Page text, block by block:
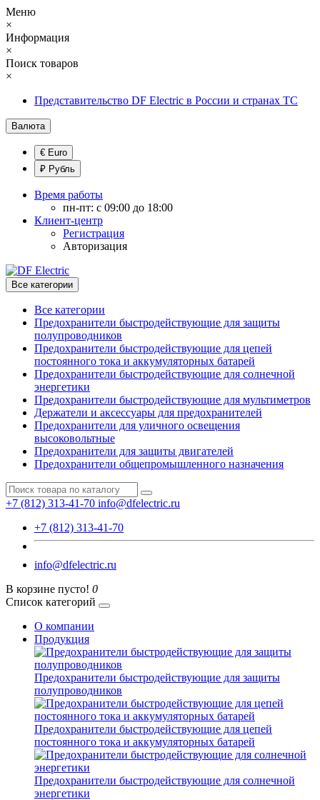
Меню
×
Информация
×
Поиск товаров
×
Представительство DF Electric в России и странах ТС
Валюта
€ Euro
₽ Рубль
Время работы
пн-пт: с 09:00 до 18:00
Клиент-центр
Регистрация
Авторизация
Все категории
Все категории
Предохранители быстродействующие для защиты
полупроводников
Предохранители быстродействующие для цепей
постоянного тока и аккумуляторных батарей
Предохранители быстродействующие для солнечной
энергетики
Предохранители быстродействующие для мультиметров
Держатели и аксессуары для предохранителей
Предохранители для уличного освещения
высоковольтные
Предохранители для защиты двигателей
Предохранители общепромышленного назначения
+7 (812) 313-41-70 info@dfelectric.ru
+7 (812) 313-41-70
info@dfelectric.ru
В корзине пусто! 0
Список категорий
О компании
Продукция
Предохранители быстродействующие для защиты
полупроводников
Предохранители быстродействующие для цепей
постоянного тока и аккумуляторных батарей
Предохранители быстродействующие для солнечной
энергетики